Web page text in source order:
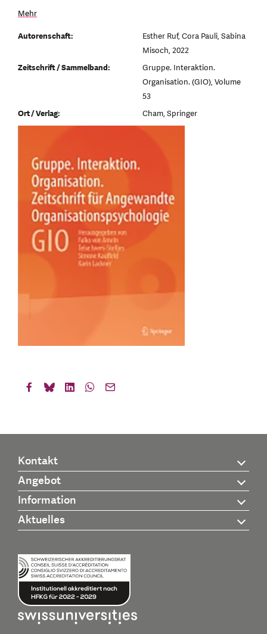
Mehr
Autorenschaft:
Esther Ruf, Cora Pauli, Sabina
Misoch, 2022
Zeitschrift / Sammelband:
Gruppe. Interaktion.
Organisation. (GIO), Volume
53
Ort / Verlag:
Cham, Springer
Kontakt
Angebot
Information
Aktuelles